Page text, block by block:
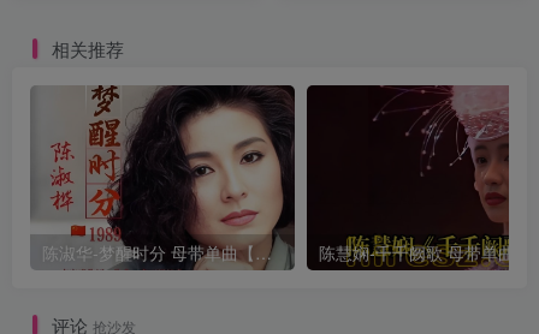
相关推荐
陈淑华-梦醒时分 母带单曲【试听】
评论 抢沙发